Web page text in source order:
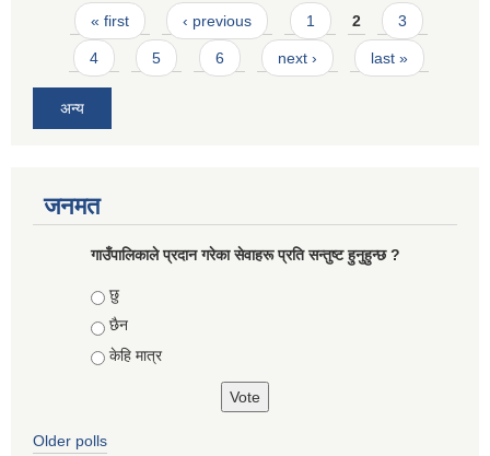
Pages
« first ‹ previous 1 2 3
4 5 6 next › last »
अन्य
जनमत
गाउँपालिकाले प्रदान गरेका सेवाहरू प्रति सन्तुष्ट हुनुहुन्छ ?
Choices
छु
छैन
केहि मात्र
Older polls